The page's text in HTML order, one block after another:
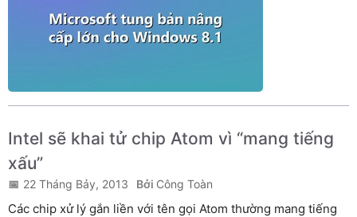
Intel sẽ khai tử chip Atom vì “mang tiếng
xấu”
22 Tháng Bảy, 2013 Công Toàn
Các chip xử lý gắn liền với tên gọi Atom thường mang tiếng